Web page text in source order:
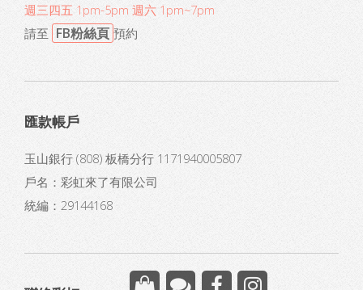
週三四五 1pm-5pm 週六 1pm~7pm
請至 FB粉絲頁 預約
匯款帳戶
玉山銀行 (808) 板橋分行 1171940005807
戶名：彩虹來了有限公司
統編：29144168